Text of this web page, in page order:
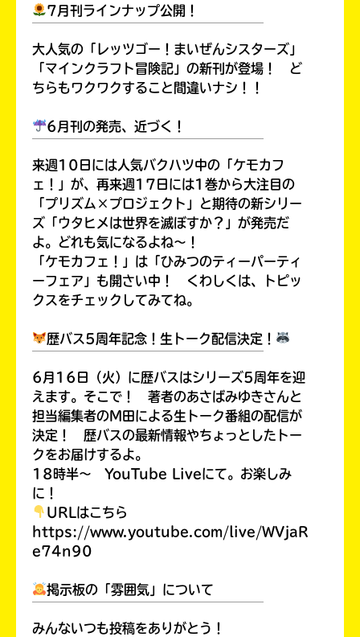
キーワードから探す
オフィシャルアカウント
SNSでシェアする
7月刊ラインナップ公開！
大人気の「レッツゴー！まいぜんシスターズ」
「マインクラフト冒険記」の新刊が登場！ ど
ちらもワクワクすること間違いナシ！！
6月刊の発売、近づく！
来週10日には人気バクハツ中の「ケモカフ
ェ！」が、再来週17日には1巻から大注目の
「プリズム×プロジェクト」と期待の新シリー
ズ「ウタヒメは世界を滅ぼすか？」が発売だ
よ。どれも気になるよね～！
「ケモカフェ！」は「ひみつのティーパーティ
ーフェア」も開さい中！ くわしくは、トピッ
クスをチェックしてみてね。
歴バス5周年記念！生トーク配信決定！
6月16日（火）に歴バスはシリーズ5周年を迎
えます。そこで！ 著者のあさばみゆきさんと
担当編集者のM田による生トーク番組の配信が
決定！ 歴バスの最新情報やちょっとしたトー
クをお届けするよ。
18時半～ YouTube Liveにて。お楽しみ
に！
URLはこちら
https://www.youtube.com/live/WVjaR
e74n90
掲示板の「雰囲気」について
みんないつも投稿をありがとう！